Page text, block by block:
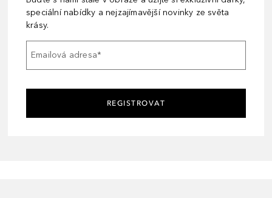
speciální nabídky a nejzajímavější novinky ze světa
krásy.
Emailová adresa*
REGISTROVAT